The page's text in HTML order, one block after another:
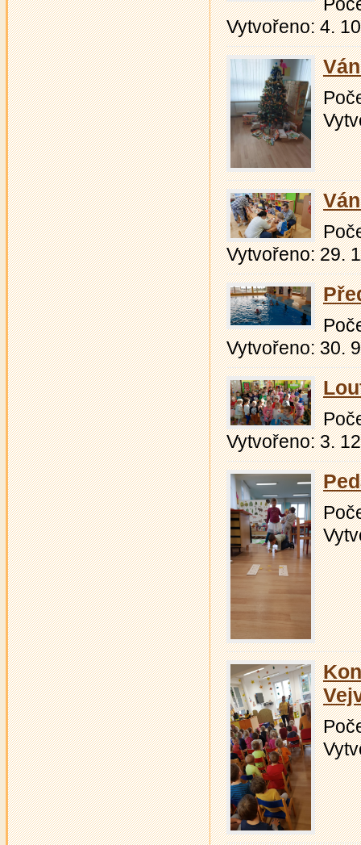
Vytvořeno: 4.
Vytvořeno: 29.
Vytvořeno: 30.
Vytvořeno: 3.